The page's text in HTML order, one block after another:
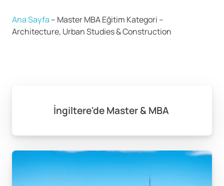
Ana Sayfa – Master MBA Eğitim Kategori –
Architecture, Urban Studies & Construction
İngiltere'de Master & MBA